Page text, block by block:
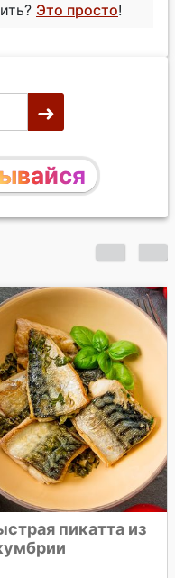
Это просто!
из трески